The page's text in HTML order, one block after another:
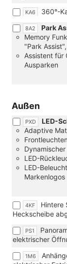
KA6 360°-
8A2
Park
Memory
"Park Assist",
Assistent für
Ausparken
Außen
PXD
LED-
Adaptive
LED-
LED-
Markenlogos
4KF
Hintere
Heckscheibe
PS1
elektrischer
1M6